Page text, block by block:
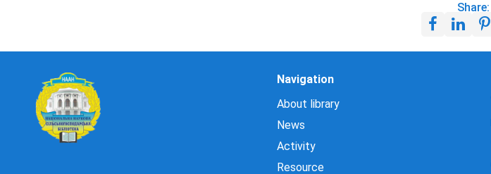
Share:
Navigation
About library
News
Activity
Resource